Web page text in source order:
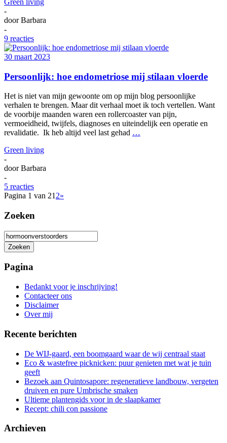
-
doorBarbara
-
9 reacties
30 maart 2023
Persoonlijk: hoe endometriose mij stilaan vloerde
Het is niet van mijn gewoonte om op mijn blog persoonlijke
verhalen te brengen. Maar dit verhaal moet ik toch vertellen. Want
de voorbije maanden waren een rollercoaster van pijn,
vermoeidheid, twijfels, diagnoses en uiteindelijk een operatie en
revalidatie. Ik heb altijd veel last gehad …
Green living
-
doorBarbara
-
5 reacties
Pagina 1 van 21 2»
Zoeken
Zoeken
zoeken
Pagina
Bedankt voor je inschrijving!
Contacteer ons
Disclaimer
Over mij
Recente berichten
De WIJ-gaard, een boomgaard waar de wij centraal staat
Eco & wastefree picknicken: puur genieten met wat je tuin
geeft
Bezoek aan Quintosapore: regeneratieve landbouw, vergeten
druiven en pure Umbrische smaken
Ultieme plantengids voor in de slaapkamer
Recept: chili con passione
Archieven